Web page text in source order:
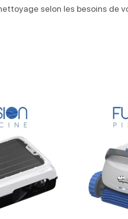
selon les besoins de